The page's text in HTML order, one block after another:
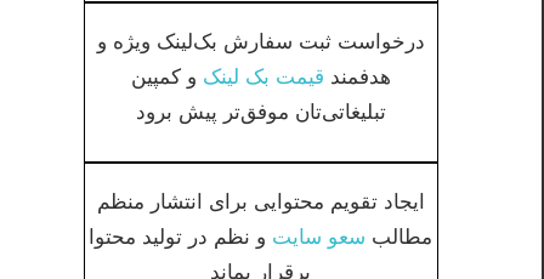
درخواست ثبت سفارش بک‌لینک ویژه و
هدفمند قیمت بک لینک و کمپین
تبلیغاتی‌تان موفق‌تر پیش برود
ایجاد تقویم محتوایی برای انتشار منظم
مطالب سعو سایت و نظم در تولید محتوا
برقرار بماند